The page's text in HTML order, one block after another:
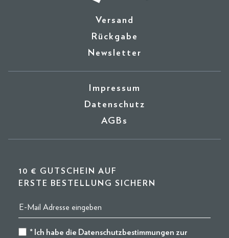
Versand
Rückgabe
Newsletter
Impressum
Datenschutz
AGBs
10 € GUTSCHEIN AUF
ERSTE BESTELLUNG SICHERN
* Ich habe die Datenschutzbestimmungen zur